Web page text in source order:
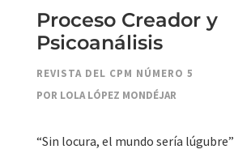
Proceso Creador y
Psicoanálisis
REVISTA DEL CPM NÚMERO 5
POR LOLA LÓPEZ MONDÉJAR
“Sin locura, el mundo sería lúgubre”